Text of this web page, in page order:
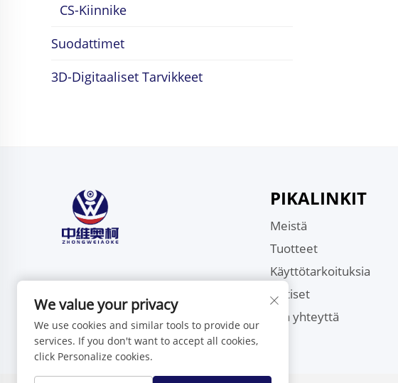
CS-Kiinnike
Suodattimet
3D-Digitaaliset Tarvikkeet
PIKALINKIT
Meistä
Tuotteet
Käyttötarkoituksia
Uutiset
Ota yhteyttä
We value your privacy
We use cookies and similar tools to provide our
services. If you don't want to accept all cookies,
click Personalize cookies.